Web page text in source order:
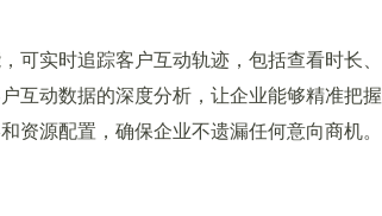
实时追踪客户互动轨迹，包括查看时长、
互动数据的深度分析，让企业能够精准把握
资源配置，确保企业不遗漏任何意向商机。